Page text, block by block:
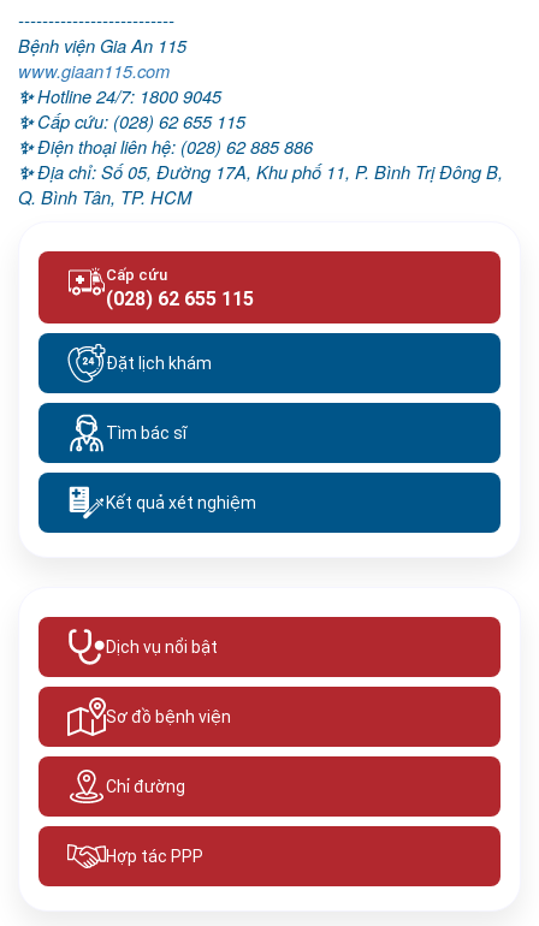
--------------------------
Bệnh viện Gia An 115
www.giaan115.com
✨Hotline 24/7: 1800 9045
✨ Cấp cứu: (028) 62 655 115
✨Điện thoại liên hệ: (028) 62 885 886
✨Địa chỉ:Số 05, Đường 17A, Khu phố 11, P. Bình Trị Đông B,
Q. Bình Tân, TP. HCM
Cấp cứu
(028) 62 655 115
Đặt lịch khám
Tìm bác sĩ
Kết quả xét nghiệm
Dịch vụ nổi bật
Sơ đồ bệnh viện
Chỉ đường
Hợp tác PPP